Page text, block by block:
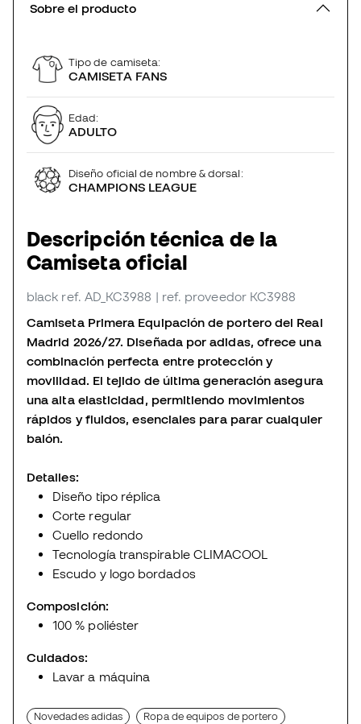
Sobre el producto
Tipo de camiseta:
CAMISETA FANS
Edad:
ADULTO
Diseño oficial de nombre & dorsal:
CHAMPIONS LEAGUE
Descripción técnica de la
Camiseta oficial
black ref. AD_KC3988 | ref. proveedor KC3988
Camiseta Primera Equipación de portero del Real
Madrid 2026/27. Diseñada por adidas, ofrece una
combinación perfecta entre protección y
movilidad. El tejido de última generación asegura
una alta elasticidad, permitiendo movimientos
rápidos y fluidos, esenciales para parar cualquier
balón.
Detalles:
Diseño tipo réplica
Corte regular
Cuello redondo
Tecnología transpirable CLIMACOOL
Escudo y logo bordados
Composición:
100 % poliéster
Cuidados:
Lavar a máquina
Novedades adidas Ropa de equipos de portero